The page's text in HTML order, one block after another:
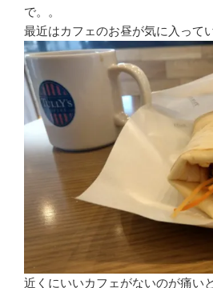
で。。
最近はカフェのお昼が気に入って
近くにいいカフェがないのが痛い